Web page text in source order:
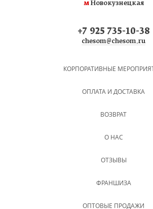
мНовокузнецкая
+7 925 735-10-38
chesom@chesom.ru
КОРПОРАТИВНЫЕ
ОПЛАТА И ДОСТАВКА
ВОЗВРАТ
О НАС
ОТЗЫВЫ
ФРАНШИЗА
ОПТОВЫЕ ПРОДАЖИ